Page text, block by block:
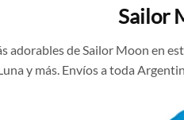
Sailor
adorables de Sailor Moon en
y más. Envíos a toda